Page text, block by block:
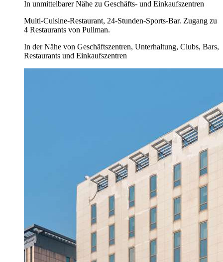
In unmittelbarer Nähe zu Geschäfts- und Einkaufszentren
Multi-Cuisine-Restaurant, 24-Stunden-Sports-Bar. Zugang zu
4 Restaurants von Pullman.
In der Nähe von Geschäftszentren, Unterhaltung, Clubs, Bars,
Restaurants und Einkaufszentren